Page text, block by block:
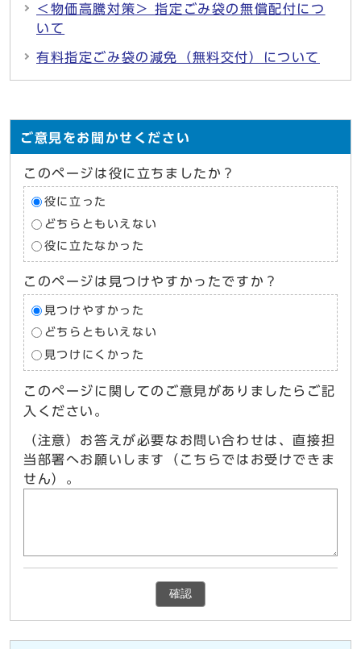
＜物価高騰対策＞ 指定ごみ袋の無償配付につ
いて
有料指定ごみ袋の減免（無料交付）について
ご意見をお聞かせください
このページは役に立ちましたか？
役に立った
どちらともいえない
役に立たなかった
このページは見つけやすかったですか？
見つけやすかった
どちらともいえない
見つけにくかった
このページに関してのご意見がありましたらご記
入ください。
（注意）お答えが必要なお問い合わせは、直接担
当部署へお願いします（こちらではお受けできま
せん）。
確認